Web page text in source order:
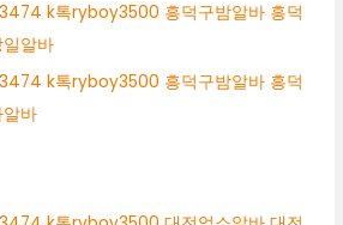
k톡ryboy3500 흥덕구밤알바 흥덕
알바
k톡ryboy3500 흥덕구밤알바 흥덕
바